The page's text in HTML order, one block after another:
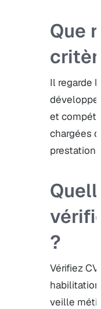
Que
Il regarde
et
chargées
?
Vérifiez
veille